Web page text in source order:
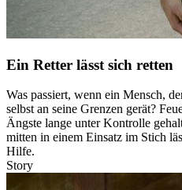
Ein Retter lässt sich retten
Was passiert, wenn ein Mensch,
selbst an seine Grenzen gerät?
Ängste lange unter Kontrolle
mitten in einem Einsatz im Stich
Hilfe.
Story